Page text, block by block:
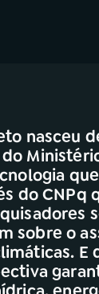
nasceu
do CNPq
sobre o
E